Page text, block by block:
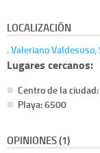
LOCALIZACIÓN
. Valeriano
Lugares cercanos:
Centro de la
Playa: 6500
OPINIONES (1)